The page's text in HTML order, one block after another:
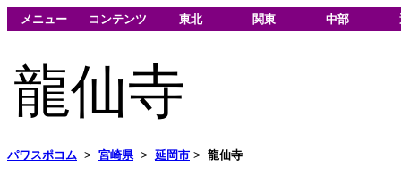
メニュー コンテンツ 東北 関東 中部
龍仙寺
パワスポコム > 宮崎県> 延岡市 > 龍仙寺